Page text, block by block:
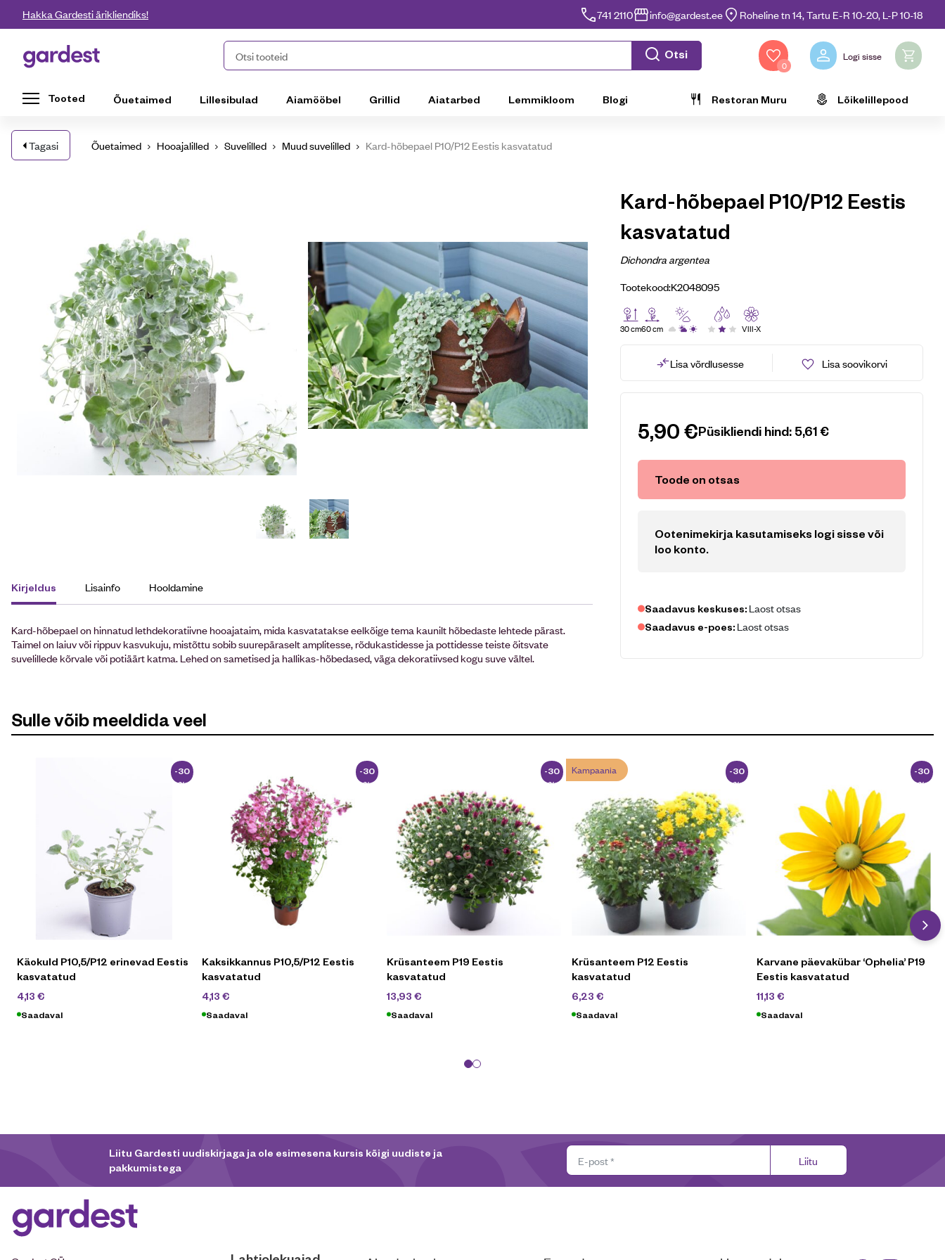
Liigu edasi põhisisu juurde
Hakka Gardesti ärikliendiks! 741 2110 info@gardest.ee Roheline tn 14, Tartu E-R 10-20, L-P 10-18
Gardest Otsi tooteid Otsi
0
Logi sisse
Tooted Õuetaimed Lillesibulad Aiamööbel Grillid Aiatarbed Lemmikloom Blogi Restoran Muru Lõikelillepood
Tagasi Õuetaimed Hooajalilled Suvelilled Muud suvelilled Kard-hõbepael P10/P12 Eestis kasvatatud
Kirjeldus Lisainfo Hooldamine
Kard-hõbepael on hinnatud lethdekoratiivne hooajataim, mida kasvatatakse eelkõige tema kaunilt hõbedaste lehtede pärast.
Taimel on laiuv või rippuv kasvukuju, mistõttu sobib suurepäraselt amplitesse, rõdukastidesse ja pottidesse teiste õitsvate
suvelillede kõrvale või potiäärt katma. Lehed on sametised ja hallikas-hõbedased, väga dekoratiivsed kogu suve vältel.
Kard-hõbepael P10/P12 Eestis
kasvatatud
Dichondra argentea
Tootekood:K2048095
30 cm60 cm VIII-X
Lisa võrdlusesse Lisa soovikorvi
5,90€Püsikliendi hind: 5,61€
Toode on otsas
Ootenimekirja kasutamiseks logi sisse või
loo konto.
Saadavus keskuses: Laost otsas
Saadavus e-poes: Laost otsas
Sulle võib meeldida veel
-30
%
Käokuld P10,5/P12 erinevad Eestis
kasvatatud
4,13 €
Saadaval
-30
%
Kaksikkannus P10,5/P12 Eestis
kasvatatud
4,13 €
Saadaval
-30
%
Krüsanteem P19 Eestis
kasvatatud
13,93 €
Saadaval
Kampaania
-30
%
Krüsanteem P12 Eestis
kasvatatud
6,23 €
Saadaval
-30
%
Karvane päevakübar ‘Ophelia’ P19
Eestis kasvatatud
11,13 €
Saadaval
Liitu Gardesti uudiskirjaga ja ole esimesena kursis kõigi uudiste ja
pakkumistega
Liitu